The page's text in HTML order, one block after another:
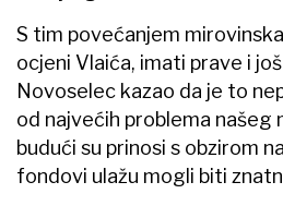
S tim povećanjem
ocjeni Vlaića, imati prave i
Novoselec kazao da je to
od najvećih problema našeg
budući su prinosi s obzirom
fondovi ulažu mogli biti